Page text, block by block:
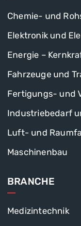
Chemie- und
Elektronik und
Energie –
Fahrzeuge und
Fertigungs- und
Industriebedarf
Luft- und
Maschinenbau
BRANCHE
Medizintechnik